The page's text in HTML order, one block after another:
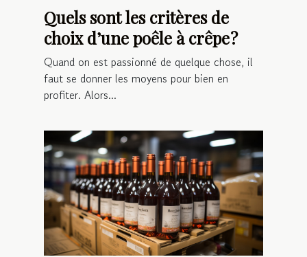
Quels sont les critères de
choix d’une poêle à crêpe ?
Quand on est passionné de quelque chose, il
faut se donner les moyens pour bien en
profiter. Alors...